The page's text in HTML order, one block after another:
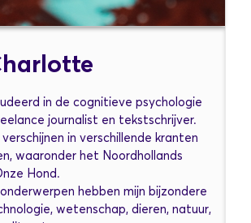
in de cognitieve psychologie
journalist en tekstschrijver.
in verschillende kranten
waaronder het Noordhollands
Hond.
hebben mijn bijzondere
wetenschap, dieren, natuur,